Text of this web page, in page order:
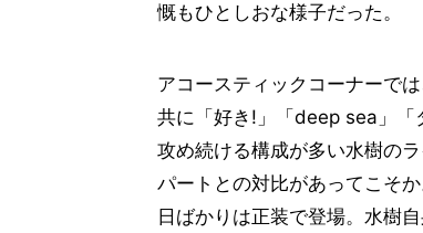
慨もひとしおな様子だった。
アコースティックコーナーで
共に「好き!」「deep sea」「
攻め続ける構成が多い水樹の
パートとの対比があってこそ
日ばかりは正装で登場。水樹